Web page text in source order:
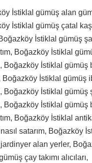
İstiklal gümüş alan
İstiklal gümüş çatal
İstiklal gümüş
Boğazköy İstiklal
Boğazköy İstiklal gümüş
Boğazköy İstiklal gümüş
Boğazköy İstiklal gümüş
Boğazköy İstiklal gümüş
Boğazköy İstiklal
satarım, Boğazköy
alan yerler,
çay takımı alıcıları,